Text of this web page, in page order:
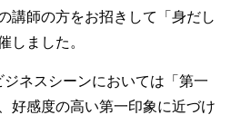
講師の方をお招きして「身だし
しました。
ネスシーンにおいては「第一
好感度の高い第一印象に近づけ